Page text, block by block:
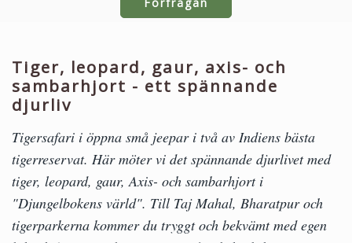
Tiger, leopard, gaur, axis- och
sambarhjort - ett spännande
djurliv
Tigersafari i öppna små jeepar i två av Indiens bästa
tigerreservat. Här möter vi det spännande djurlivet med
tiger, leopard, gaur, Axis- och sambarhjort i
"Djungelbokens värld". Till Taj Mahal, Bharatpur och
tigerparkerna kommer du tryggt och bekvämt med egen